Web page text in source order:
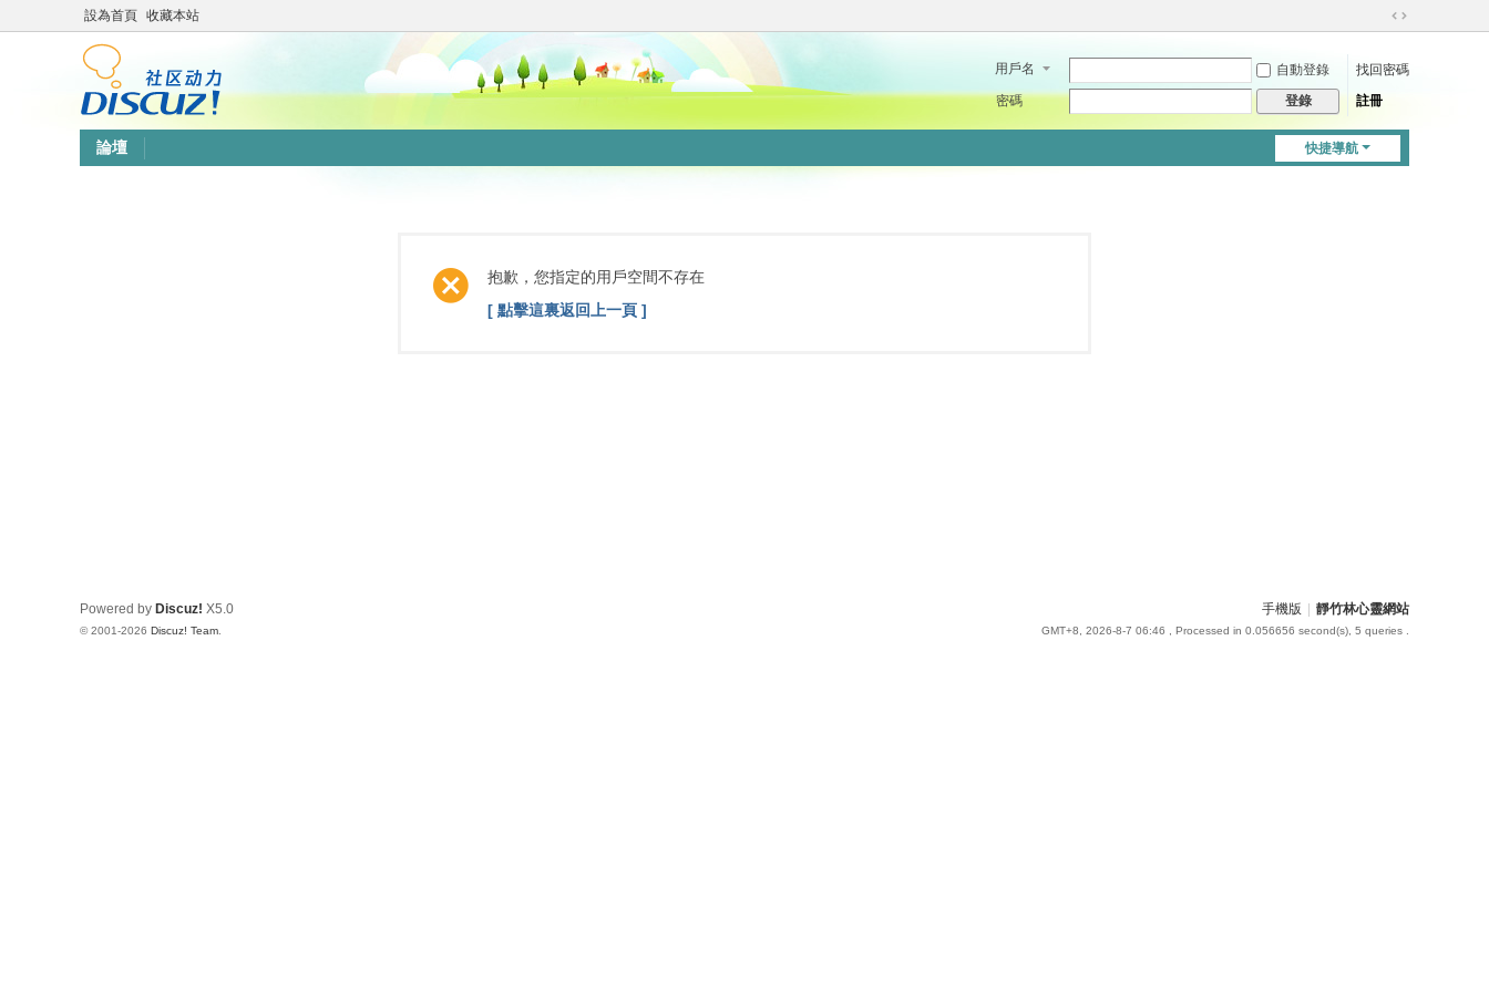
設為首頁 收藏本站
切
到
用戶名 自動登錄
找回密碼
密碼
登錄 註冊
快捷導航
論壇
抱歉，您指定的用戶空間不存在
[ 點擊這裏返回上一頁 ]
手機版 靜竹林心靈網站
GMT+8, 2026-8-7 06:46 , Processed in 0.056656 second(s), 5 queries .
Powered by Discuz! X5.0
© 2001-2026 Discuz! Team